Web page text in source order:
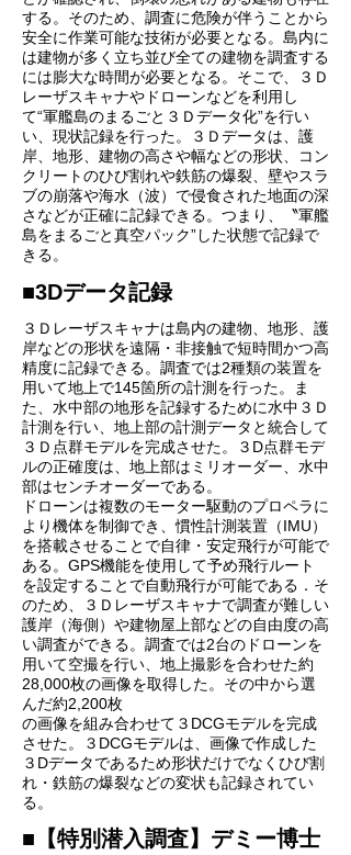
する。そのため、調査に危険が伴うことから
安全に作業可能な技術が必要となる。島内に
は建物が多く立ち並び全ての建物を調査する
には膨大な時間が必要となる。そこで、３Ｄ
レーザスキャナやドローンなどを利用し
て“軍艦島のまるごと３Ｄデータ化”を行い
い、現状記録を行った。３Ｄデータは、護
岸、地形、建物の高さや幅などの形状、コン
クリートのひび割れや鉄筋の爆裂、壁やスラ
ブの崩落や海水（波）で侵食された地面の深
さなどが正確に記録できる。つまり、〝軍艦
島をまるごと真空パック”した状態で記録で
きる。
■3Dデータ記録
３Ｄレーザスキャナは島内の建物、地形、護
岸などの形状を遠隔・非接触で短時間かつ高
精度に記録できる。調査では2種類の装置を
用いて地上で145箇所の計測を行った。ま
た、水中部の地形を記録するために水中３Ｄ
計測を行い、地上部の計測データと統合して
３Ｄ点群モデルを完成させた。３D点群モデ
ルの正確度は、地上部はミリオーダー、水中
部はセンチオーダーである。
ドローンは複数のモーター駆動のプロペラに
より機体を制御でき、慣性計測装置（IMU）
を搭載させることで自律・安定飛行が可能で
ある。GPS機能を使用して予め飛行ルート
を設定することで自動飛行が可能である．そ
のため、３Ｄレーザスキャナで調査が難しい
護岸（海側）や建物屋上部などの自由度の高
い調査ができる。調査では2台のドローンを
用いて空撮を行い、地上撮影を合わせた約
28,000枚の画像を取得した。その中から選
んだ約2,200枚
の画像を組み合わせて３DCGモデルを完成
させた。３DCGモデルは、画像で作成した
３Dデータであるため形状だけでなくひび割
れ・鉄筋の爆裂などの変状も記録されてい
る。
■【特別潜入調査】デミー博士